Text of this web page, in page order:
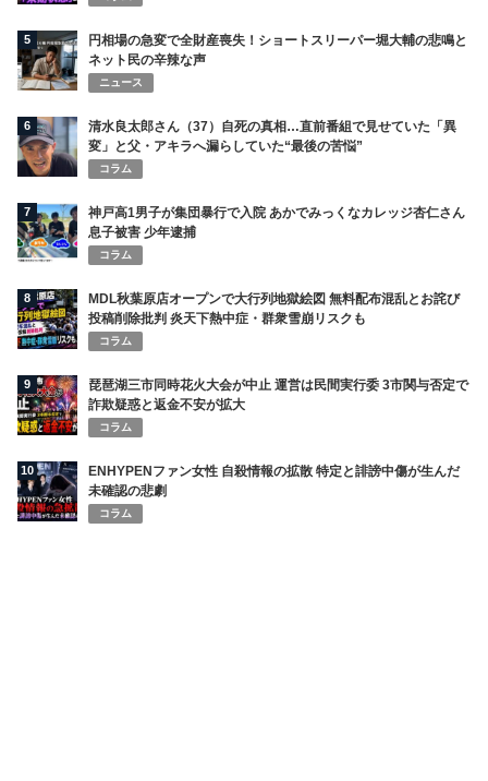
5
円相場の急変で全財産喪失！ショートスリーパー堀大輔の悲鳴と
ネット民の辛辣な声
ニュース
6
清水良太郎さん（37）自死の真相…直前番組で見せていた「異
変」と父・アキラへ漏らしていた“最後の苦悩”
コラム
7
神戸高1男子が集団暴行で入院 あかでみっくなカレッジ杏仁さん
息子被害 少年逮捕
コラム
8
MDL秋葉原店オープンで大行列地獄絵図 無料配布混乱とお詫び
投稿削除批判 炎天下熱中症・群衆雪崩リスクも
コラム
9
琵琶湖三市同時花火大会が中止 運営は民間実行委 3市関与否定で
詐欺疑惑と返金不安が拡大
コラム
10
ENHYPENファン女性 自殺情報の拡散 特定と誹謗中傷が生んだ
未確認の悲劇
コラム